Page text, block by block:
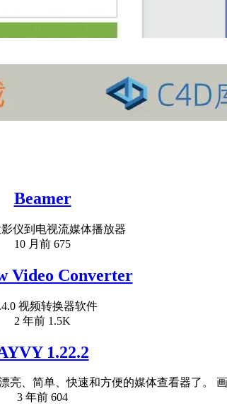
Beamer
影仪到电视流媒体播放器
10 月前 675
Video Converter
视频转换器软件
2 年前 1.5K
1.22.2
亮、简单、快速和方便的媒体查看器了。
3 年前 604